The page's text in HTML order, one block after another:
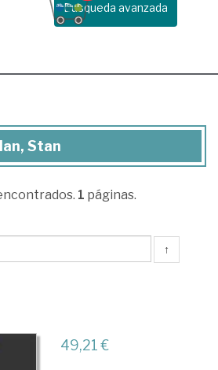
Busqueda avanzada
Stan
1 páginas.
↑
49,21 €